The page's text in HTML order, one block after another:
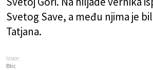
Svetog Save, a među njima je
Tatjana.
Izvor:
Blic